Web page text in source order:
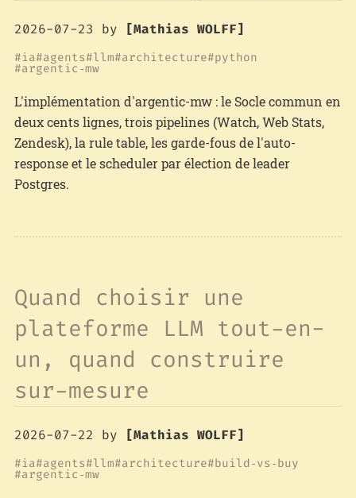
2026-07-23 by [Mathias WOLFF]
ia agents llm architecture python
argentic‑mw
L'implémentation d'argentic-mw : le Socle commun en
deux cents lignes, trois pipelines (Watch, Web Stats,
Zendesk), la rule table, les garde-fous de l'auto-
response et le scheduler par élection de leader
Postgres.
Quand choisir une
plateforme LLM tout-en-
un, quand construire
sur-mesure
2026-07-22 by [Mathias WOLFF]
ia agents llm architecture build‑vs‑buy
argentic‑mw